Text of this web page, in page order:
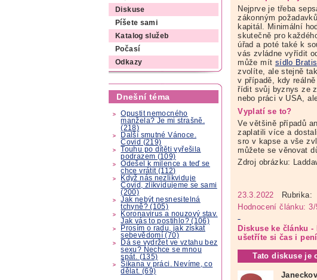
Diskuse
Píšete sami
Katalog služeb
Počasí
Odkazy
Dnešní téma
Opustit nemocného
manžela? Je mi strašně.
(218)
Další smutné Vánoce.
Covid (219)
Touhu po dítěti vyřešila
podrazem (109)
Odešel k milence a teď se
chce vrátit (112)
Když nás nezlikviduje
Covid, zlikvidujeme se sami
(200)
Jak nebýt nesnesitelná
tchyně? (105)
Koronavirus a nouzový stav.
Jak vás to postihlo? (106)
Prosím o radu, jak získat
sebevědomí (70)
Dá se vydržet ve vztahu bez
sexu? Nechce se mnou
spát. (135)
Šikana v práci. Nevíme, co
dělat. (69)
Nejprve je třeba
zákonným
kapitál. Minimální
skutečně pro
úřad a poté také k
vás zvládne vyřídit
může mít sídlo
zvolíte, ale stejně
v případě, kdy
řídit svůj byznys ze
nebo práci v USA,
Vyplatí se to?
Ve většině případů
zaplatili více a
sro v kapse a vše
můžete se věnovat
Zdroj obrázku:
23.3.2022 Rubrika:
Hodnocení článku: 3/
Diskuse ke článku
ušetříte si čas i
Tato diskuse je